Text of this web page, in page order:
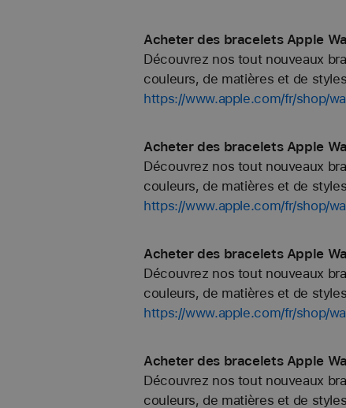
Acheter des bracelets Apple
Découvrez nos tout nouveaux
couleurs, de matières et de
https://www.apple.com/fr/shop/
Acheter des bracelets Apple
Découvrez nos tout nouveaux
couleurs, de matières et de
https://www.apple.com/fr/shop/
Acheter des bracelets Apple
Découvrez nos tout nouveaux
couleurs, de matières et de
https://www.apple.com/fr/shop/
Acheter des bracelets Apple
Découvrez nos tout nouveaux
couleurs, de matières et de